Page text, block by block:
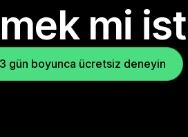
mi
gün boyunca ücretsiz deneyin